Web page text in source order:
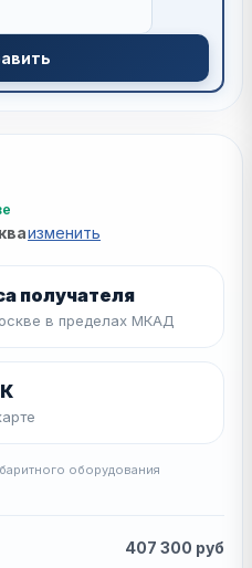
изменить
получателя
в пределах МКАД
оборудования
407 300 руб